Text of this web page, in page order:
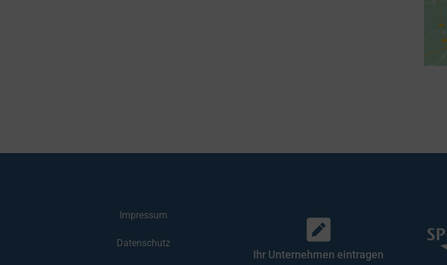
Impressum
Datenschutz
Ihr Unternehmen eintragen